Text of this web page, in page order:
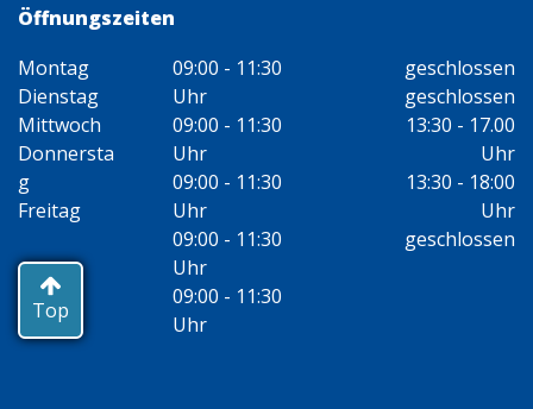
Öffnungszeiten
Montag
Dienstag
Mittwoch
Donnersta
g
Freitag
09:00 - 11:30
Uhr
09:00 - 11:30
Uhr
09:00 - 11:30
Uhr
09:00 - 11:30
Uhr
09:00 - 11:30
Uhr
geschlossen
geschlossen
13:30 - 17.00
Uhr
13:30 - 18:00
Uhr
geschlossen
Top